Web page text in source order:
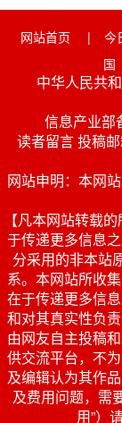
网站首页 | 今
国
中华人民共
信息产业部
读者留言 投稿
网站申明：本网
【凡本网站转载
于传递更多信息
分采用的非本站
系。本网站所收
在于传递更多信
和对其真实性负
由网友自主投稿
供交流平台，不
及编辑认为其作
及费用问题，需
用”）